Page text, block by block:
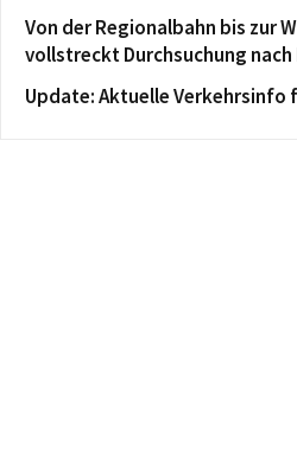
Von der Regionalbahn bis zur
vollstreckt Durchsuchung
Update: Aktuelle Verkehrsinfo